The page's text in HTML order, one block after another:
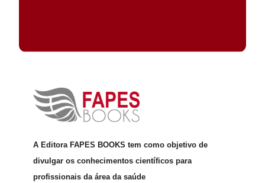
A Editora FAPES BOOKS tem como objetivo de
divulgar os conhecimentos científicos para
profissionais da área da saúde